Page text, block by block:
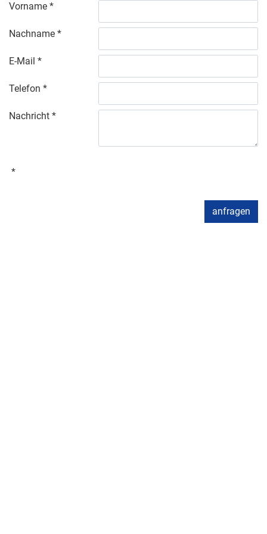
Vorname
Nachname
E-Mail
Telefon
Nachricht
anfragen